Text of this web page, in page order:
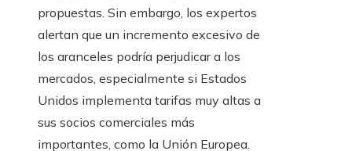
propuestas. Sin embargo, los expertos
alertan que un incremento excesivo de
los aranceles podría perjudicar a los
mercados, especialmente si Estados
Unidos implementa tarifas muy altas a
sus socios comerciales más
importantes, como la Unión Europea.